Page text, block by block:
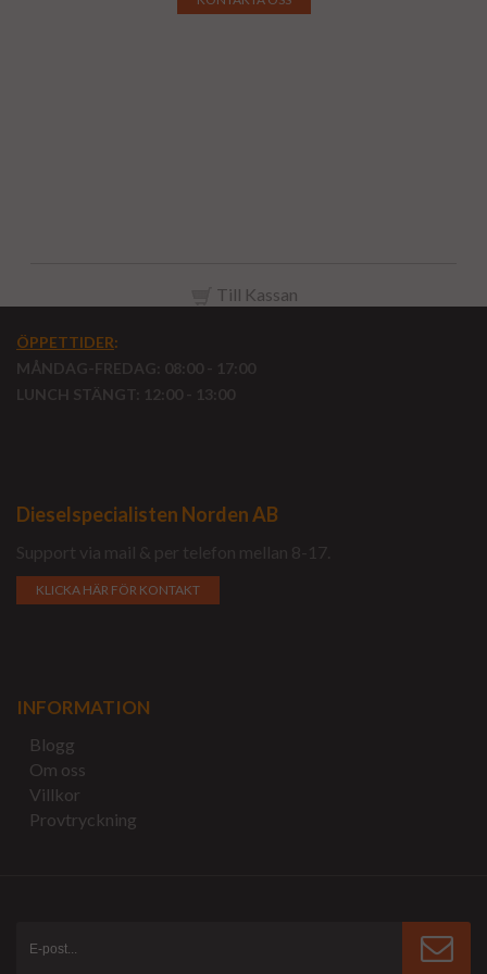
Till Kassan
ÖPPETTIDER:
MÅNDAG-FREDAG: 08:00 - 17:00
LUNCH STÄNGT: 12:00 - 13:00
Dieselspecialisten Norden AB
Support via mail & per telefon mellan 8-17.
KLICKA HÄR FÖR KONTAKT
INFORMATION
Blogg
Om oss
Villkor
Provtryckning